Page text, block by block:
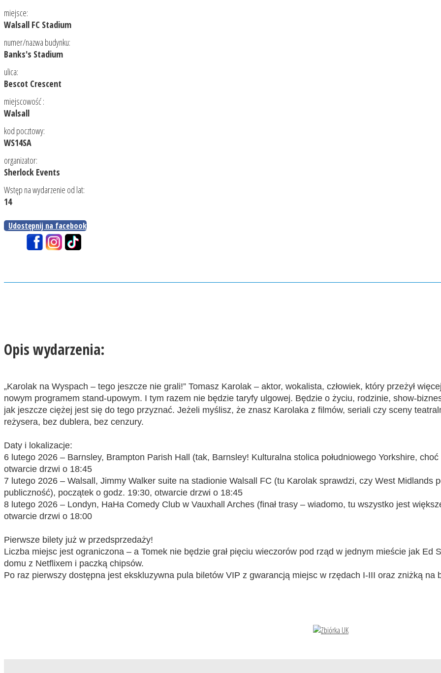
miejsce:
Walsall FC Stadium
numer/nazwa budynku:
Banks's Stadium
ulica:
Bescot Crescent
miejscowość :
Walsall
kod pocztowy:
WS14SA
organizator:
Sherlock Events
Wstęp na wydarzenie od lat:
14
Udostępnij na facebook
Opis wydarzenia:
„Karolak na Wyspach – tego jeszcze nie grali!” Tomasz Karolak – aktor, wokalista, człowiek, który przeżył
nowym programem stand-upowym. I tym razem nie będzie taryfy ulgowej. Będzie o życiu, rodzinie, show-
jak jeszcze ciężej jest się do tego przyznać. Jeżeli myślisz, że znasz Karolaka z filmów, seriali czy sceny
reżysera, bez dublera, bez cenzury.
Daty i lokalizacje:
6 lutego 2026 – Barnsley, Brampton Parish Hall (tak, Barnsley! Kulturalna stolica południowego Yorkshire,
otwarcie drzwi o 18:45
7 lutego 2026 – Walsall, Jimmy Walker suite na stadionie Walsall FC (tu Karolak sprawdzi, czy West Midlands
publiczność), początek o godz. 19:30, otwarcie drzwi o 18:45
8 lutego 2026 – Londyn, HaHa Comedy Club w Vauxhall Arches (finał trasy – wiadomo, tu wszystko jest
otwarcie drzwi o 18:00
Pierwsze bilety już w przedsprzedaży!
Liczba miejsc jest ograniczona – a Tomek nie będzie grał pięciu wieczorów pod rząd w jednym mieście jak Ed
domu z Netflixem i paczką chipsów.
Po raz pierwszy dostępna jest ekskluzywna pula biletów VIP z gwarancją miejsc w rzędach I-III oraz zniżką na